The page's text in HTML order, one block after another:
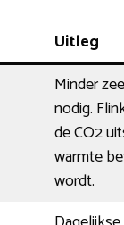
Uitleg
Minder
nodig.
de CO2
warmte
wordt.